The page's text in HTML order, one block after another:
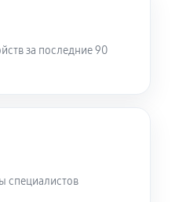
за последние 90
специалистов